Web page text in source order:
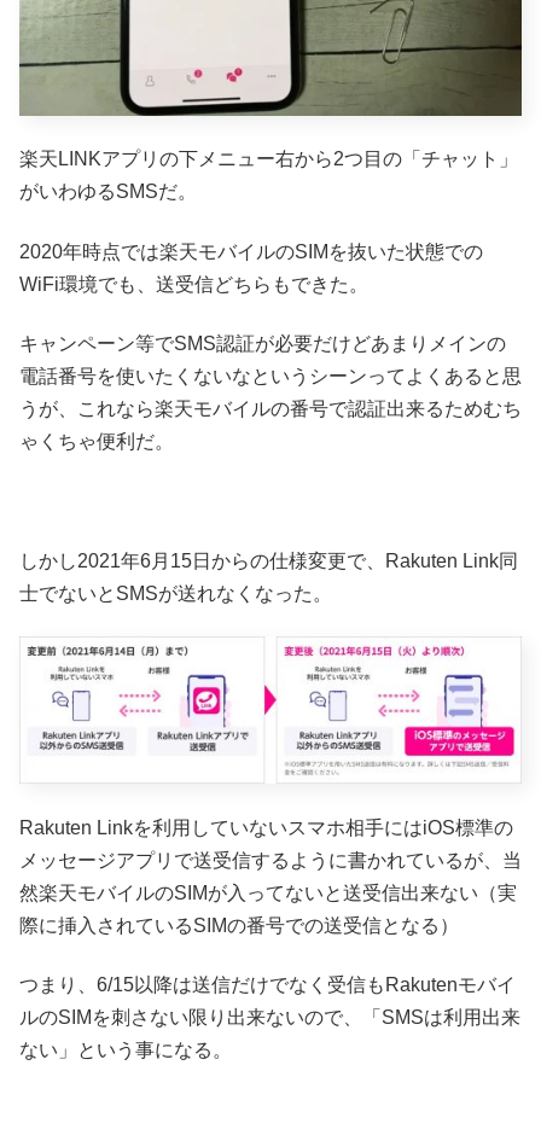
楽天LINKアプリの下メニュー右から2つ目の「チャット」
がいわゆるSMSだ。
2020年時点では楽天モバイルのSIMを抜いた状態での
WiFi環境でも、送受信どちらもできた。
キャンペーン等でSMS認証が必要だけどあまりメインの
電話番号を使いたくないなというシーンってよくあると思
うが、これなら楽天モバイルの番号で認証出来るためむち
ゃくちゃ便利だ。
しかし2021年6月15日からの仕様変更で、Rakuten Link同
士でないとSMSが送れなくなった。
Rakuten Linkを利用していないスマホ相手にはiOS標準の
メッセージアプリで送受信するように書かれているが、当
然楽天モバイルのSIMが入ってないと送受信出来ない（実
際に挿入されているSIMの番号での送受信となる）
つまり、6/15以降は送信だけでなく受信もRakutenモバイ
ルのSIMを刺さない限り出来ないので、「SMSは利用出来
ない」という事になる。